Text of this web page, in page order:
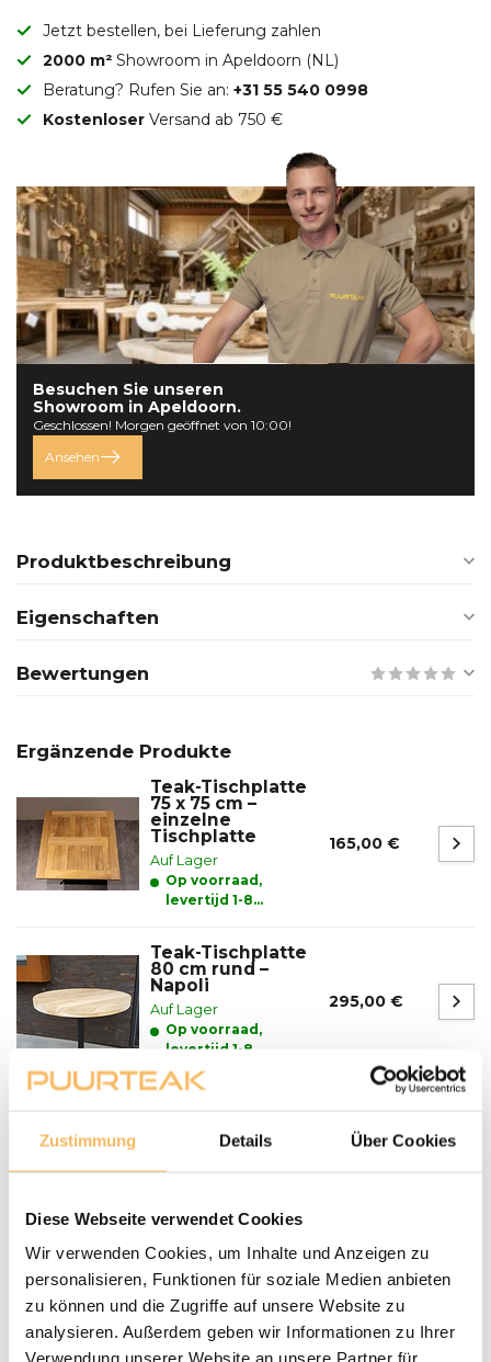
Zustimmung Details Über Cookies
Diese Webseite verwendet Cookies
Wir verwenden Cookies, um Inhalte und Anzeigen zu
personalisieren, Funktionen für soziale Medien anbieten
zu können und die Zugriffe auf unsere Website zu
analysieren. Außerdem geben wir Informationen zu Ihrer
Verwendung unserer Website an unsere Partner für
Jetzt bestellen, bei Lieferung zahlen
2000 m² Showroom in Apeldoorn (NL)
Beratung? Rufen Sie an: +31 55 540 0998
Kostenloser Versand ab 750 €
Besuchen Sie unseren
Showroom in Apeldoorn.
Geschlossen! Morgen geöffnet von 10:00!
Ansehen
Produktbeschreibung
Eigenschaften
Bewertungen
Ergänzende Produkte
Teak-Tischplatte
75 x 75 cm –
einzelne
Tischplatte
Auf Lager
Op voorraad,
levertijd 1-8
165,00 €
Teak-Tischplatte
80 cm rund –
Napoli
Auf Lager
Op voorraad,
levertijd 1-8
werkdagen
295,00 €
Fragen zu einem unserer Produkte?
Lieferung und Abholung
LIEFERN:
Puurteak.de hat einen eigenen Lieferservice und liefert die
Möbel nach Absprache zu Ihnen nach Hause. Wir werden